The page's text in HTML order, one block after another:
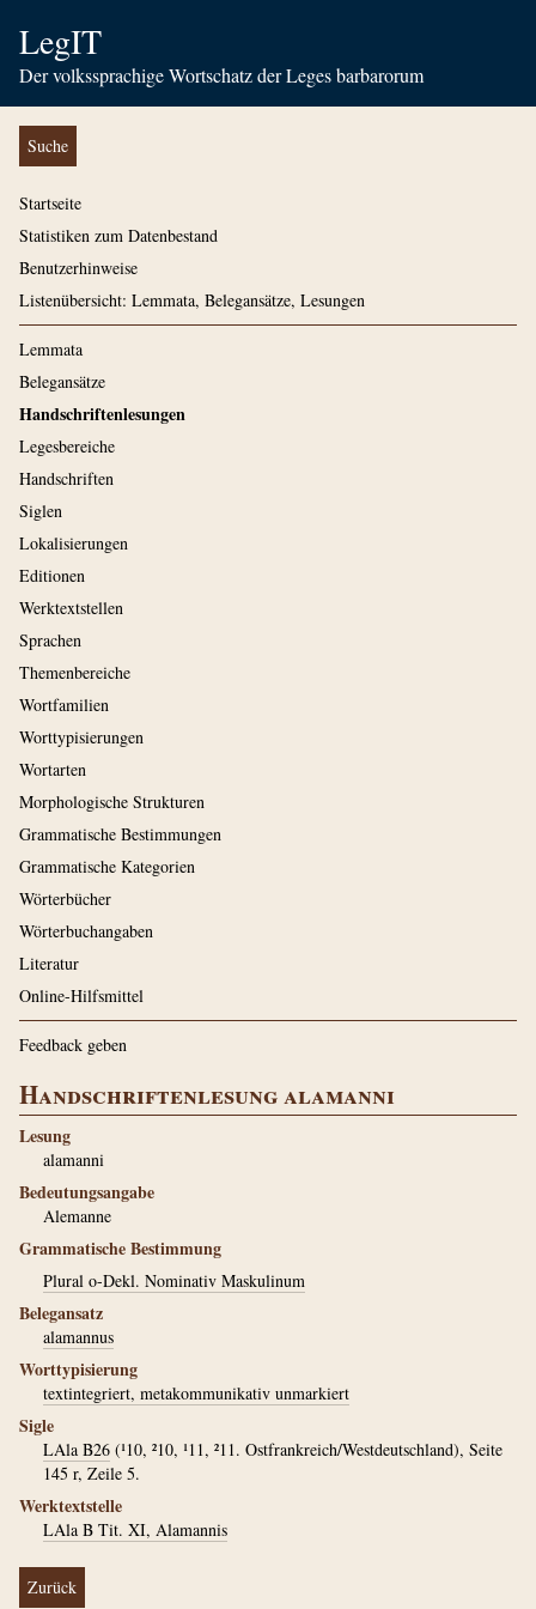
LegIT
Der volkssprachige Wortschatz der Leges barbarorum
Suche
Startseite
Statistiken zum Datenbestand
Benutzerhinweise
Listenübersicht: Lemmata, Belegansätze, Lesungen
Lemmata
Belegansätze
Handschriftenlesungen
Legesbereiche
Handschriften
Siglen
Lokalisierungen
Editionen
Werktextstellen
Sprachen
Themenbereiche
Wortfamilien
Worttypisierungen
Wortarten
Morphologische Strukturen
Grammatische Bestimmungen
Grammatische Kategorien
Wörterbücher
Wörterbuchangaben
Literatur
Online-Hilfsmittel
Feedback geben
Handschriftenlesung alamanni
Lesung
alamanni
Bedeutungsangabe
Alemanne
Grammatische Bestimmung
Plural o-Dekl. Nominativ Maskulinum
Belegansatz
alamannus
Worttypisierung
textintegriert, metakommunikativ unmarkiert
Sigle
LAla B26 (¹10, ²10, ¹11, ²11. Ostfrankreich/Westdeutschland), Seite
145 r, Zeile 5.
Werktextstelle
LAla B Tit. XI, Alamannis
Zurück